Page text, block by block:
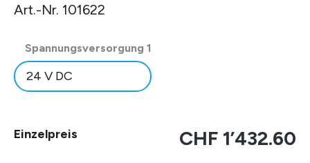
Art.-Nr. 101622
Spannungsversorgung 1
24 V DC
Einzelpreis CHF 1’432.60